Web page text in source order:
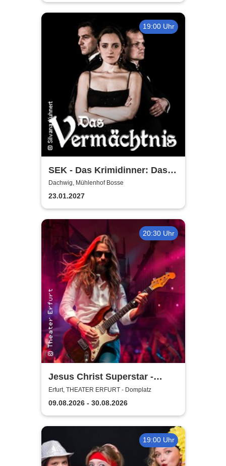
19:00 Uhr
SEK - Das Krimidinner: Das
Vermächtnis
Dachwig, Mühlenhof Bosse
23.01.2027
20:30 Uhr
Jesus Christ Superstar -
Theater Erfurt
Erfurt, THEATER ERFURT - Domplatz
09.08.2026 - 30.08.2026
19:00 Uhr